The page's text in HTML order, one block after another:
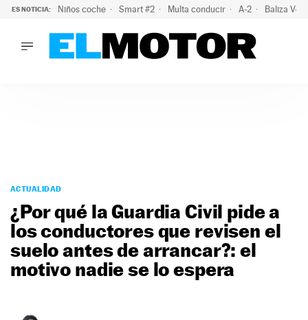
ES NOTICIA: Niños coche Smart #2 Multa conducir A-2 Baliza V-
PODCAST
MOTOS
TECNOLOGÍA
SUPERCOCHES
ACTUALIDAD
¿Por qué la Guardia Civil pide a
los conductores que revisen el
suelo antes de arrancar?: el
motivo nadie se lo espera